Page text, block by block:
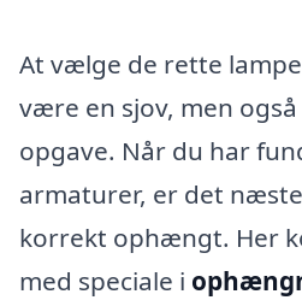
At vælge de rette
være en sjov, men
opgave. Når du har
armaturer, er det
korrekt ophængt. Her
med speciale i